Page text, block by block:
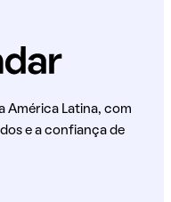
América Latina, com
e a confiança de